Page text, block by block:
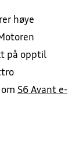
høye
på opptil
S6 Avant e-